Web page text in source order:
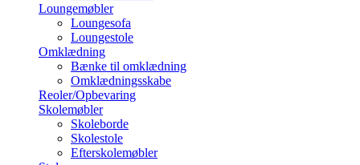
Loungemøbler
Loungesofa
Loungestole
Omklædning
Bænke til omklædning
Omklædningsskabe
Reoler/Opbevaring
Skolemøbler
Skoleborde
Skolestole
Efterskolemøbler